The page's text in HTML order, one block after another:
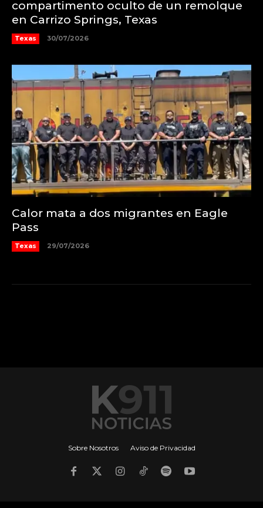
compartimento oculto de un remolque
en Carrizo Springs, Texas
Texas 30/07/2026
Calor mata a dos migrantes en Eagle
Pass
Texas 29/07/2026
Sobre Nosotros Aviso de Privacidad